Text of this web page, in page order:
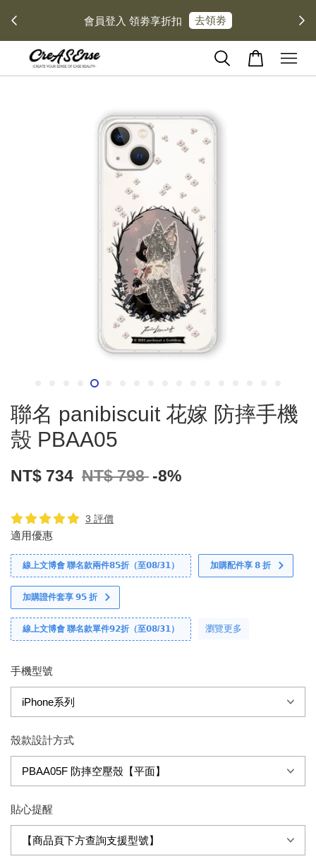
會員登入 領劵享折扣 去領劵
聯名 panibiscuit 花嫁 防摔手機
殼 PBAA05
NT$ 734 NT$ 798 -8%
3 評價
適用優惠
線上文博會 聯名款兩件𝟴𝟱折（至𝟬𝟴/𝟯𝟭） 加購配件享 𝟴 折
加購證件套享 𝟵𝟱 折
線上文博會 聯名款單件𝟵𝟮折（至𝟬𝟴/𝟯𝟭） 瀏覽更多
手機型號
殼款設計方式
貼心提醒